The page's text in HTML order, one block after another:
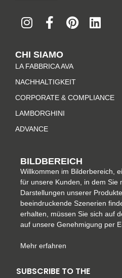
n
s
a
g
r
a
m
a
c
b
o
o
k
-
f
i
n
r
e
s
i
n
n
CHI SIAMO
LA FABBRICA AVA
NACHHALTIGKEIT
CORPORATE & COMPLIANCE
LAMBORGHINI
ADVANCE
BILDBEREICH
Willkommen im Bilderbereich,
für unsere Kunden, in dem Sie
Darstellungen unserer
beeindruckende Szenerien
erhalten, müssen Sie sich auf
auf unsere Genehmigung per
Mehr erfahren
SUBSCRIBE TO THE